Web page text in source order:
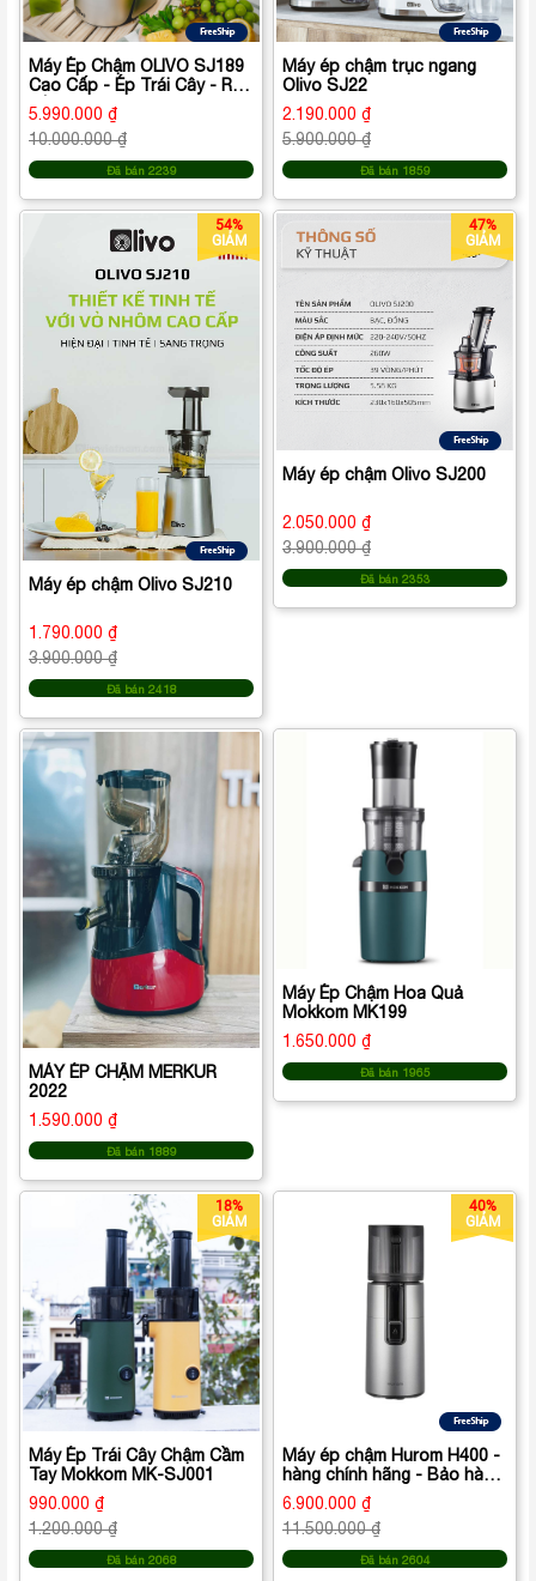
Máy Ép Chậm OLIVO SJ189
Cao Cấp - Ép Trái Cây - Rau
Củ Quả - Làm Kem - BH 10
Năm - Thương Hiệu Mỹ
5.990.000 ₫
10.000.000 ₫
Đã bán 2239
Máy ép chậm trục ngang
Olivo SJ22
2.190.000 ₫
5.900.000 ₫
Đã bán 1859
54%
GIẢM
Máy ép chậm Olivo SJ210
1.790.000 ₫
3.900.000 ₫
Đã bán 2418
47%
GIẢM
Máy ép chậm Olivo SJ200
2.050.000 ₫
3.900.000 ₫
Đã bán 2353
MÁY ÉP CHẬM MERKUR
2022
1.590.000 ₫
Đã bán 1889
Máy Ép Chậm Hoa Quả
Mokkom MK199
1.650.000 ₫
Đã bán 1965
18%
GIẢM
Máy Ép Trái Cây Chậm Cầm
Tay Mokkom MK-SJ001
990.000 ₫
1.200.000 ₫
Đã bán 2068
40%
GIẢM
Máy ép chậm Hurom H400 -
hàng chính hãng - Bảo hành
10 năm
6.900.000 ₫
11.500.000 ₫
Đã bán 2604